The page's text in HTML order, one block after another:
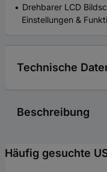
Drehbarer LCD
Einstellungen &
Technische
Beschreibung
Häufig gesuchte